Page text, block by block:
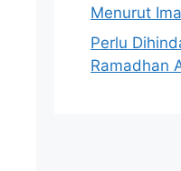
Menurut
Perlu
Ramadhan